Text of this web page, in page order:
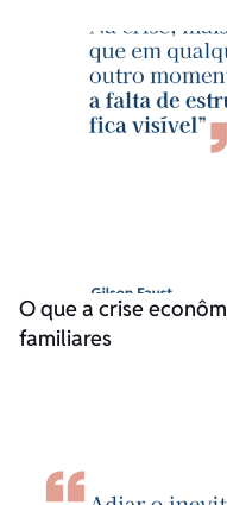
O que a crise
familiares